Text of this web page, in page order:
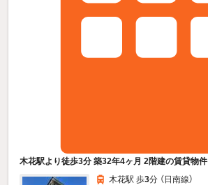
木花駅より徒歩3分 築32年4ヶ月 2階建の賃貸物件
木花駅 歩3分 （日南線）